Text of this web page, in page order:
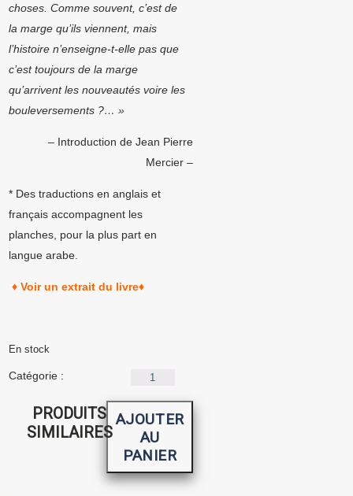
choses. Comme souvent, c’est de
lamarge qu’ils viennent, mais
l’histoire n’enseigne-t-elle pas que
c’est toujoursde la marge
qu’arrivent les nouveautés voire les
bouleversements ?… »
– Introduction de Jean Pierre
Mercier –
* Des traductions en anglais et
français accompagnent les
planches, pour la plus part en
langue arabe.
♦ Voir un extrait du livre♦
En stock
quantité
Nouvelle
génération
:
La
bande
dessinée
arabe
aujourd'hui.
AJOUTER
AU
PANIER
Catégorie :
PRODUITS
SIMILAIRES